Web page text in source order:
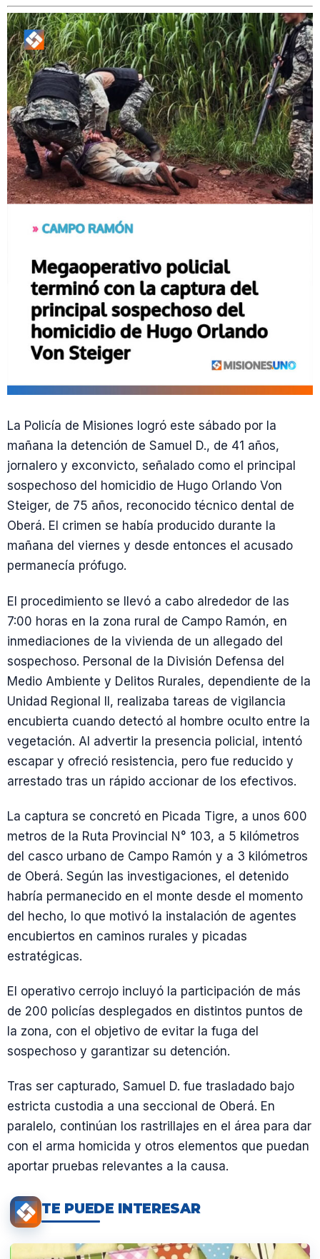
La Policía de Misiones logró este sábado por la
mañana la detención de Samuel D., de 41 años,
jornalero y exconvicto, señalado como el principal
sospechoso del homicidio de Hugo Orlando Von
Steiger, de 75 años, reconocido técnico dental de
Oberá. El crimen se había producido durante la
mañana del viernes y desde entonces el acusado
permanecía prófugo.
El procedimiento se llevó a cabo alrededor de las
7:00 horas en la zona rural de Campo Ramón, en
inmediaciones de la vivienda de un allegado del
sospechoso. Personal de la División Defensa del
Medio Ambiente y Delitos Rurales, dependiente de la
Unidad Regional II, realizaba tareas de vigilancia
encubierta cuando detectó al hombre oculto entre la
vegetación. Al advertir la presencia policial, intentó
escapar y ofreció resistencia, pero fue reducido y
arrestado tras un rápido accionar de los efectivos.
La captura se concretó en Picada Tigre, a unos 600
metros de la Ruta Provincial N° 103, a 5 kilómetros
del casco urbano de Campo Ramón y a 3 kilómetros
de Oberá. Según las investigaciones, el detenido
habría permanecido en el monte desde el momento
del hecho, lo que motivó la instalación de agentes
encubiertos en caminos rurales y picadas
estratégicas.
El operativo cerrojo incluyó la participación de más
de 200 policías desplegados en distintos puntos de
la zona, con el objetivo de evitar la fuga del
sospechoso y garantizar su detención.
Tras ser capturado, Samuel D. fue trasladado bajo
estricta custodia a una seccional de Oberá. En
paralelo, continúan los rastrillajes en el área para dar
con el arma homicida y otros elementos que puedan
aportar pruebas relevantes a la causa.
TE PUEDE INTERESAR